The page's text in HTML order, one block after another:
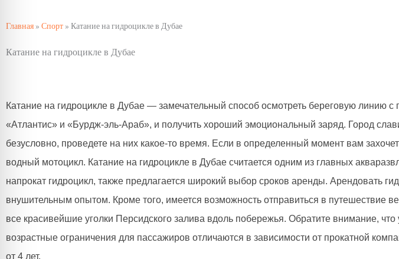
Главная» Спорт» Катание на гидроцикле в Дубае
Катание на гидроцикле в Дубае
Катание на гидроцикле в Дубае — замечательный способ осмотреть береговую линию
«Атлантис» и «Бурдж-эль-Араб», и получить хороший эмоциональный заряд. Город
безусловно, проведете на них какое-то время. Если в определенный момент вам
водный мотоцикл. Катание на гидроцикле в Дубае считается одним из главных
напрокат гидроцикл, также предлагается широкий выбор сроков аренды. Арендовать
внушительным опытом. Кроме того, имеется возможность отправиться в путешествие
все красивейшие уголки Персидского залива вдоль побережья. Обратите внимание,
возрастные ограничения для пассажиров отличаются в зависимости от прокатной
от 4 лет.